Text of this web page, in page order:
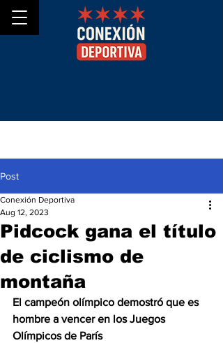
Post
Pidcock gana el título
de ciclismo de
montaña
Conexión Deportiva
Aug 12, 2023
El campeón olímpico demostró que es
hombre a vencer en los Juegos
Olímpicos de París